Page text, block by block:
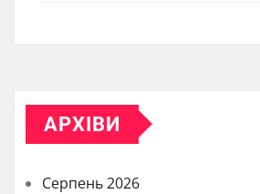
АРХІВИ
Серпень 2026